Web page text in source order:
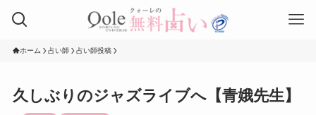
ホーム 占い師 占い師投稿
久しぶりのジャズライブへ【青娥先生】